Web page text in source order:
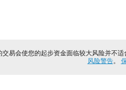
易会使您的起步资金面临较大风险并不
风险警告。